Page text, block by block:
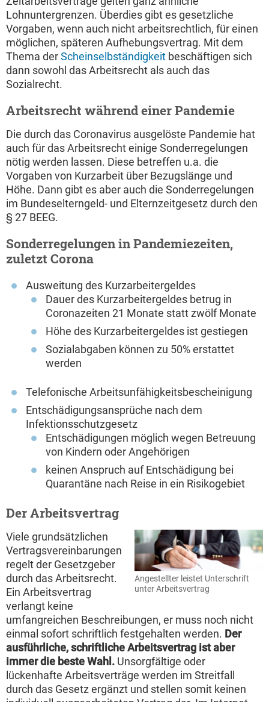
Lohnuntergrenzen. Überdies gibt es gesetzliche
Vorgaben, wenn auch nicht arbeitsrechtlich, für einen
möglichen, späteren Aufhebungsvertrag. Mit dem
Thema derScheinselbständigkeit beschäftigen sich
dann sowohl das Arbeitsrecht als auch das
Sozialrecht.
Arbeitsrecht während einer Pandemie
Die durch das Coronavirus ausgelöste Pandemie hat
auch für das Arbeitsrecht einige Sonderregelungen
nötig werden lassen. Diese betreffen u.a. die
Vorgaben von Kurzarbeit über Bezugslänge und
Höhe. Dann gibt es aber auch die Sonderregelungen
im Bundeselterngeld- und Elternzeitgesetz durch den
§ 27 BEEG.
Sonderregelungen in Pandemiezeiten,
zuletzt Corona
Ausweitung des Kurzarbeitergeldes
Dauer des Kurzarbeitergeldes betrug in
Coronazeiten 21 Monate statt zwölf Monate
Höhe des Kurzarbeitergeldes ist gestiegen
Sozialabgaben können zu 50% erstattet
werden
Telefonische Arbeitsunfähigkeitsbescheinigung
Entschädigungsansprüche nach dem
Infektionsschutzgesetz
Entschädigungen möglich wegen Betreuung
von Kindern oder Angehörigen
keinen Anspruch auf Entschädigung bei
Quarantäne nach Reise in ein Risikogebiet
Der Arbeitsvertrag
Angestellter leistet Unterschrift
unter Arbeitsvertrag
Viele grundsätzlichen
Vertragsvereinbarungen
regelt der Gesetzgeber
durch das Arbeitsrecht.
Ein Arbeitsvertrag
verlangt keine
umfangreichen Beschreibungen, er muss noch nicht
einmal sofort schriftlich festgehalten werden. Der
ausführliche, schriftliche Arbeitsvertrag ist aber
immer die beste Wahl. Unsorgfältige oder
lückenhafte Arbeitsverträge werden im Streitfall
durch das Gesetz ergänzt und stellen somit keinen